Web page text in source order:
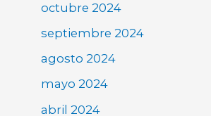
octubre 2024
septiembre 2024
agosto 2024
mayo 2024
abril 2024